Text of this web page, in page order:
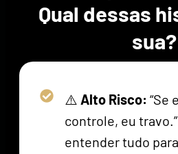
Qual dessas
sua?
⚠️ Alto Risco: “Se
controle, eu
entender tudo